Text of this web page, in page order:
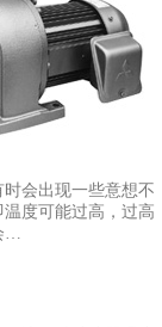
时会出现一些意想不
度可能过高，过高
…